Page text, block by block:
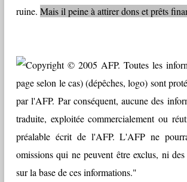
ruine. Mais il peine à attirer dons et prêts